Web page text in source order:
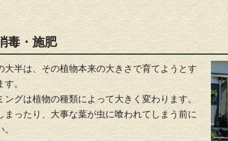
毒・施肥
大半は、その植物本来の大きさで育てようとす
。
ングは植物の種類によって大きく変わります。
まったり、大事な葉が虫に喰われてしまう前に